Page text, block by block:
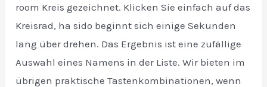
room Kreis gezeichnet. Klicken Sie einfach auf das
Kreisrad, ha sido beginnt sich einige Sekunden
lang über drehen. Das Ergebnis ist eine zufällige
Auswahl eines Namens in der Liste. Wir bieten im
übrigen praktische Tastenkombinationen, wenn